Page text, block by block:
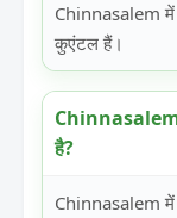
Chinnasalem में
कुएंटल हैं।
Chinnasalem
है?
Chinnasalem में